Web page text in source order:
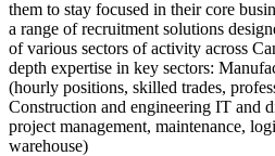
them to stay focused in their core
a range of recruitment solutions
of various sectors of activity across
depth expertise in key sectors:
(hourly positions, skilled trades,
Construction and engineering IT and
project management, maintenance,
warehouse)